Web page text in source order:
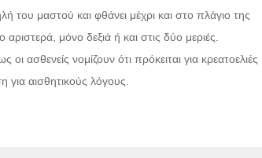
του μαστού και φθάνει μέχρι και στο πλάγιο της
μόνο δεξιά ή και στις δύο μεριές.
ασθενείς νομίζουν ότι πρόκειται για κρεατοελιές
για αισθητικούς λόγους.